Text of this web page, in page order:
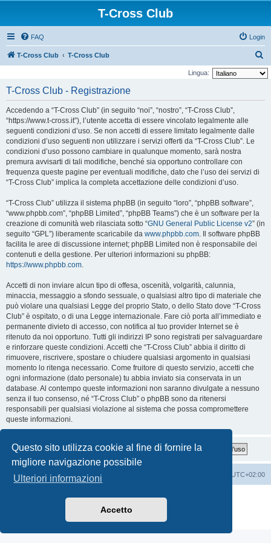
Questo sito utilizza cookie al fine di fornire la
migliore navigazione possibile
Ulteriori informazioni
Accetto
T-Cross Club
FAQ Login
T-Cross Club T-Cross Club
e
Lingua:
T-Cross Club - Registrazione
Accedendo a “T-Cross Club” (in seguito “noi”, “nostro”, “T-Cross Club”,
“https://www.t-cross.it”), l’utente accetta di essere vincolato legalmente alle
seguenti condizioni d’uso. Se non accetti di essere limitato legalmente dalle
condizioni d’uso seguenti non utilizzare i servizi offerti da “T-Cross Club”. Le
condizioni d’uso possono cambiare in qualunque momento, sarà nostra
premura avvisarti di tali modifiche, benché sia opportuno controllare con
frequenza queste pagine per eventuali modifiche, dato che l’uso dei servizi di
“T-Cross Club” implica la completa accettazione delle condizioni d’uso.
“T-Cross Club” utilizza il sistema phpBB (in seguito “loro”, “phpBB software”,
“www.phpbb.com”, “phpBB Limited”, “phpBB Teams”) che è un software per la
creazione di comunità web rilasciata sotto “GNU General Public License v2” (in
seguito “GPL”) liberamente scaricabile da www.phpbb.com. Il software phpBB
facilita le aree di discussione internet; phpBB Limited non è responsabile dei
contenuti e della gestione. Per ulteriori informazioni su phpBB:
https://www.phpbb.com.
Accetti di non inviare alcun tipo di offesa, oscenità, volgarità, calunnia,
minaccia, messaggio a sfondo sessuale, o qualsiasi altro tipo di materiale che
può violare una qualsiasi Legge del proprio Stato, o dello Stato dove “T-Cross
Club” è ospitato, o di una Legge internazionale. Fare ciò porta all’immediato e
permanente divieto di accesso, con notifica al tuo provider Internet se è
ritenuto da noi opportuno. Tutti gli indirizzi IP sono registrati per salvaguardare
e rinforzare queste condizioni. Accetti che “T-Cross Club” abbia il diritto di
rimuovere, riscrivere, spostare o chiudere qualsiasi argomento in qualsiasi
momento lo ritenga necessario. Come fruitore di questo servizio, accetti che
ogni informazione (dato personale) tu abbia inviato sia conservata in un
database. Al contempo queste informazioni non saranno divulgate a nessuno
senza il tuo consenso, né “T-Cross Club” o phpBB sono da ritenersi
responsabili per qualsiasi violazione al sistema che possa compromettere
queste informazioni.
T-Cross Club T-Cross Club UTC+02:00
Traduzione Italiana